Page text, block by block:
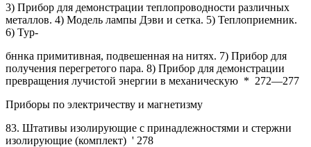
3) Прибор для демонстрации теплопроводности различных
металлов. 4) Модель лампы Дэви и сетка. 5) Теплоприемник.
6) Тур-
бннка примитивная, подвешенная на нитях. 7) Прибор для
получения перегретого пара. 8) Прибор для демонстрации
превращения лучистой энергии в механическую * 272—277
Приборы по электричеству и магнетизму
83. Штативы изолирующие с принадлежностями и стержни
изолирующие (комплект) ' 278